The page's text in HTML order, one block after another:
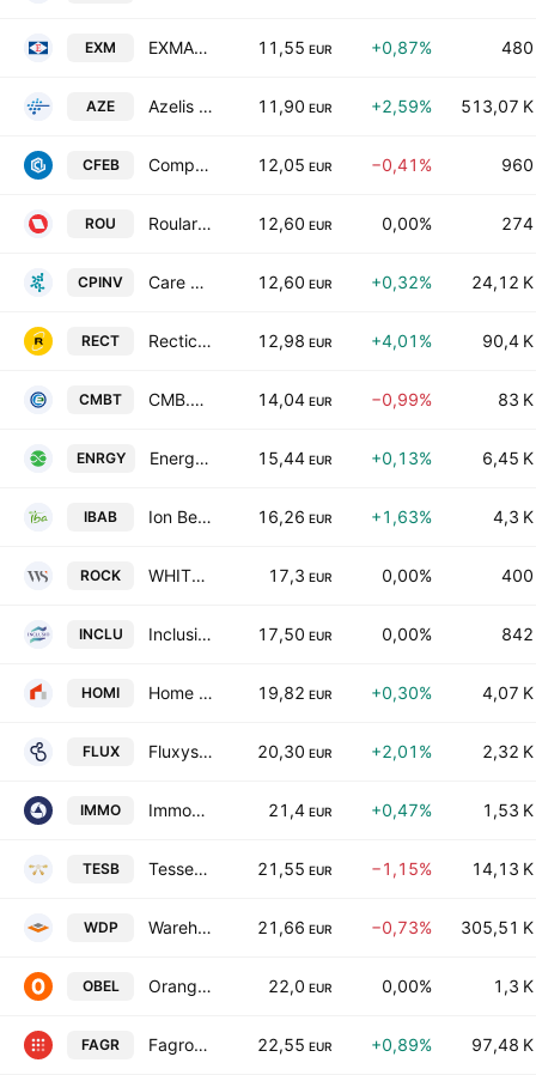
EXM EXMAR NV 11,55 EUR +0,87% 480
AZE Azelis Group N.V. 11,90 EUR +2,59% 513,07 K
CFEB Compagnie d'Entreprises CFE SA 12,05 EUR −0,41% 960
ROU Roularta Media Group NV 12,60 EUR 0,00% 274
CPINV Care Property Invest SA 12,60 EUR +0,32% 24,12 K
RECT Recticel SA 12,98 EUR +4,01% 90,4 K
CMBT CMB.TECH NV 14,04 EUR −0,99% 83 K
ENRGY EnergyVision NV 15,44 EUR +0,13% 6,45 K
IBAB Ion Beam Applications SA 16,26 EUR +1,63% 4,3 K
ROCK WHITESTONE GROUP 17,3 EUR 0,00% 400
INCLU Inclusio SA 17,50 EUR 0,00% 842
HOMI Home Invest Belgium SA 19,82 EUR +0,30% 4,07 K
FLUX Fluxys Belgium SA Class D 20,30 EUR +2,01% 2,32 K
IMMO Immobel SA 21,4 EUR +0,47% 1,53 K
TESB Tessenderlo Group N.V. 21,55 EUR −1,15% 14,13 K
WDP Warehouses De Pauw SA 21,66 EUR −0,73% 305,51 K
OBEL Orange Belgium SA 22,0 EUR 0,00% 1,3 K
FAGR Fagron SA 22,55 EUR +0,89% 97,48 K